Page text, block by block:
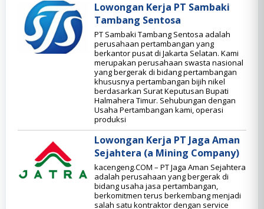
Lowongan Kerja PT Sambaki
Tambang Sentosa
PT Sambaki Tambang Sentosa adalah
perusahaan pertambangan yang
berkantor pusat di Jakarta Selatan. Kami
merupakan perusahaan swasta nasional
yang bergerak di bidang pertambangan
khususnya pertambangan bijih nikel
berdasarkan Surat Keputusan Bupati
Halmahera Timur. Sehubungan dengan
Usaha Pertambangan kami, operasi
produksi
Lowongan Kerja PT Jaga Aman
Sejahtera (a Mining Company)
kacengeng.COM – PT Jaga Aman Sejahtera
adalah perusahaan yang bergerak di
bidang usaha jasa pertambangan,
berkomitmen terus berkembang menjadi
salah satu kontraktor dengan service